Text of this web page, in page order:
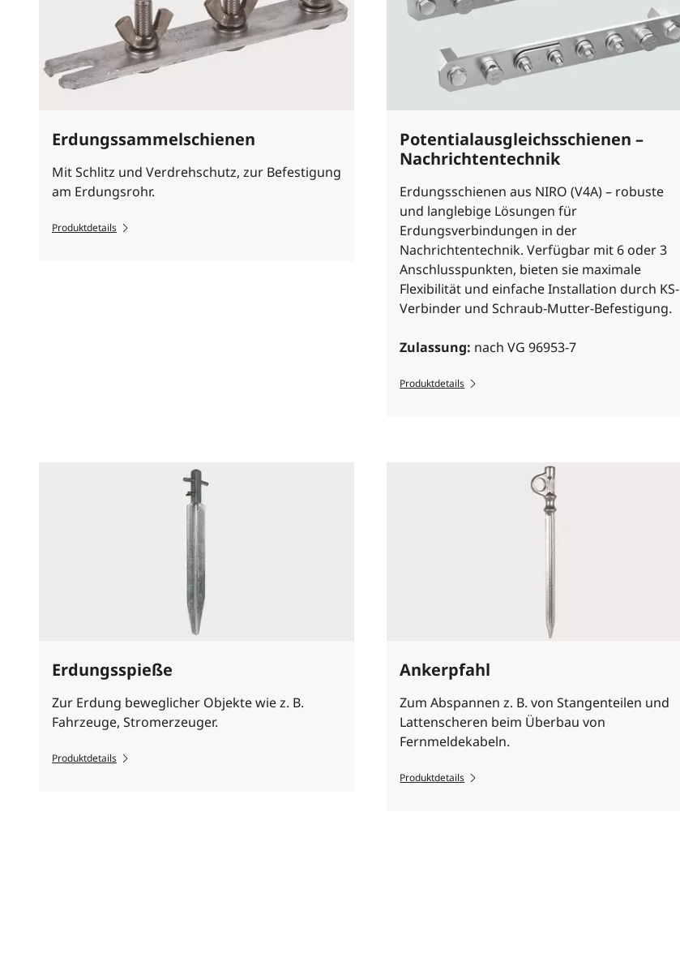
Erdungssammelschienen
Mit Schlitz und Verdrehschutz, zur Befestigung
am Erdungsrohr.
Produktdetails
Potentialausgleichsschienen –
Nachrichtentechnik
Erdungsschienen aus NIRO (V4A) – robuste
und langlebige Lösungen für
Erdungsverbindungen in der
Nachrichtentechnik. Verfügbar mit 6 oder 3
Anschlusspunkten, bieten sie maximale
Flexibilität und einfache Installation durch KS-
Verbinder und Schraub-Mutter-Befestigung.
Zulassung: nach VG 96953-7
Produktdetails
Erdungsspieße
Zur Erdung beweglicher Objekte wie z. B.
Fahrzeuge, Stromerzeuger.
Produktdetails
Ankerpfahl
Zum Abspannen z. B. von Stangenteilen und
Lattenscheren beim Überbau von
Fernmeldekabeln.
Produktdetails